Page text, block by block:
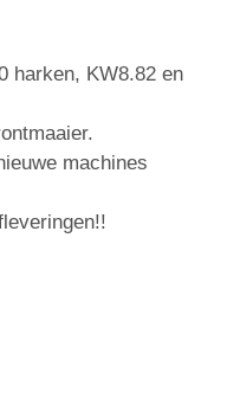
harken, KW8.82 en
machines